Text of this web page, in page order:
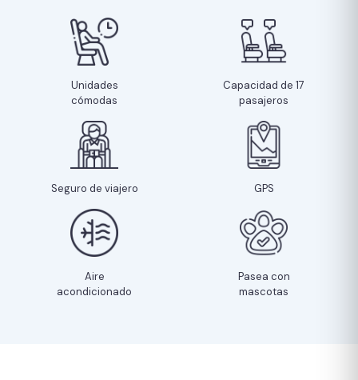
Unidades
cómodas
Capacidad de 17
pasajeros
Seguro de viajero GPS
Aire
acondicionado
Pasea con
mascotas